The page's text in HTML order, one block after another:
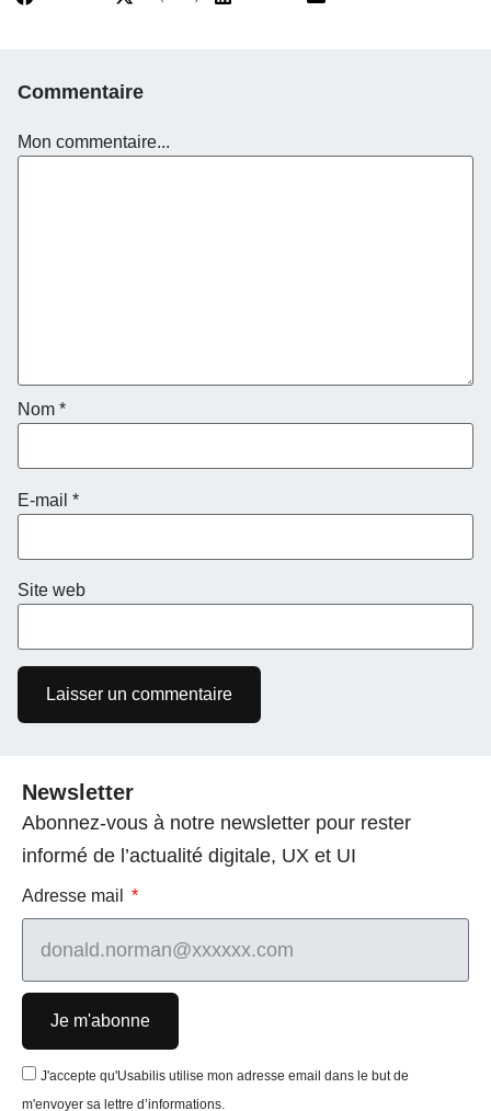
Commentaire
Mon commentaire...
Nom *
E-mail *
Site web
Newsletter
Abonnez-vous à notre newsletter pour rester
informé de l’actualité digitale, UX et UI
Adresse mail
Je m'abonne
J'accepte qu'Usabilis utilise mon adresse email dans le but de
m'envoyer sa lettre d’informations.